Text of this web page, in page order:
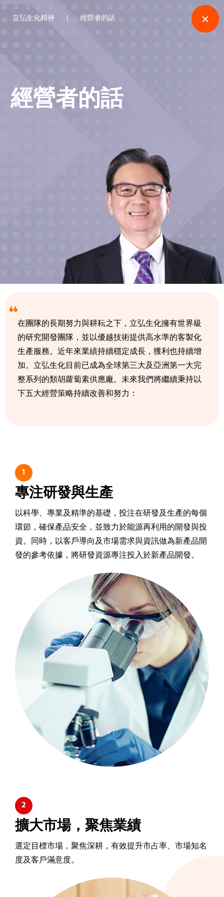
立弘生化精神 經營者的話
經營者的話
在團隊的長期努力與耕耘之下，立弘生化擁有世界級
的研究開發團隊，並以優越技術提供高水準的客製化
生產服務。近年來業績持續穩定成長，獲利也持續增
加。立弘生化目前已成為全球第三大及亞洲第一大完
整系列的類胡蘿蔔素供應廠。未來我們將繼續秉持以
下五大經營策略持續改善和努力：
1
專注研發與生產
以科學、專業及精準的基礎，投注在研發及生產的每個
環節，確保產品安全，並致力於能源再利用的開發與投
資。同時，以客戶導向及市場需求與資訊做為新產品開
發的參考依據，將研發資源專注投入於新產品開發。
2
擴大市場，聚焦業績
選定目標市場，聚焦深耕，有效提升市占率、市場知名
度及客戶滿意度。